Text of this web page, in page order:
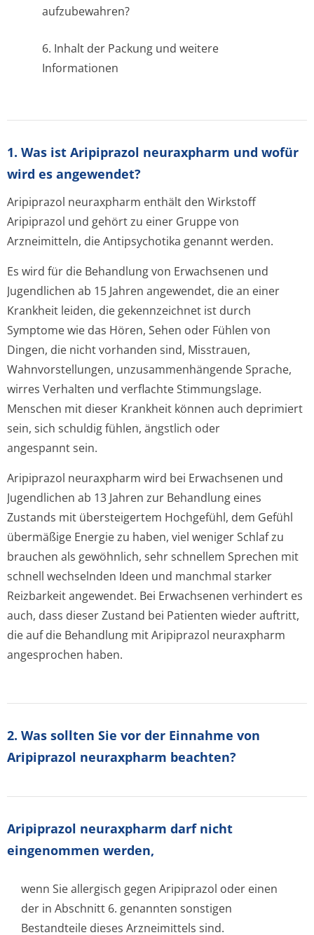
aufzubewahren?
6. Inhalt der Packung und weitere
Informationen
1. Was ist Aripiprazol neuraxpharm und wofür
wird es angewendet?
Aripiprazol neuraxpharm enthält den Wirkstoff
Aripiprazol und gehört zu einer Gruppe von
Arzneimitteln, die Antipsychotika genannt werden.
Es wird für die Behandlung von Erwachsenen und
Jugendlichen ab 15 Jahren angewendet, die an einer
Krankheit leiden, die gekennzeichnet ist durch
Symptome wie das Hören, Sehen oder Fühlen von
Dingen, die nicht vorhanden sind, Misstrauen,
Wahnvorstellungen, unzusammenhängende Sprache,
wirres Verhalten und verflachte Stimmungslage.
Menschen mit dieser Krankheit können auch deprimiert
sein, sich schuldig fühlen, ängstlich oder
angespannt sein.
Aripiprazol neuraxpharm wird bei Erwachsenen und
Jugendlichen ab 13 Jahren zur Behandlung eines
Zustands mit übersteigertem Hochgefühl, dem Gefühl
übermäßige Energie zu haben, viel weniger Schlaf zu
brauchen als gewöhnlich, sehr schnellem Sprechen mit
schnell wechselnden Ideen und manchmal starker
Reizbarkeit angewendet. Bei Erwachsenen verhindert es
auch, dass dieser Zustand bei Patienten wieder auftritt,
die auf die Behandlung mit Aripiprazol neuraxpharm
angesprochen haben.
2. Was sollten Sie vor der Einnahme von
Aripiprazol neuraxpharm beachten?
Aripiprazol neuraxpharm darf nicht
eingenommen werden,
wenn Sie allergisch gegen Aripiprazol oder einen
der in Abschnitt 6. genannten sonstigen
Bestandteile dieses Arzneimittels sind.